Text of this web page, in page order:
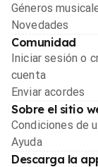
Géneros
Novedades
Comunidad
Iniciar sesión o
cuenta
Enviar acordes
Sobre el sitio
Condiciones de
Ayuda
Descarga la